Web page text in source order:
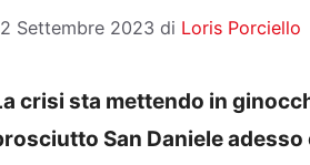
Settembre 2023 di Loris Porciello
crisi sta mettendo in
San Daniele